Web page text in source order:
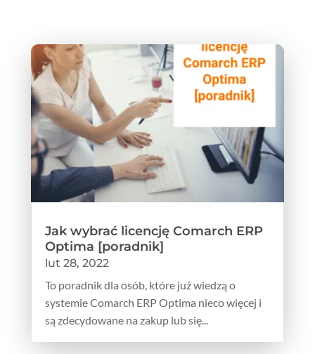
Jak wybrać licencję Comarch ERP
Optima [poradnik]
lut 28, 2022
To poradnik dla osób, które już wiedzą o
systemie Comarch ERP Optima nieco więcej i
są zdecydowane na zakup lub się...